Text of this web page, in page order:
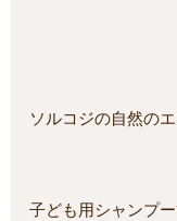
ソルコジの自然の
子ども用シャンプ